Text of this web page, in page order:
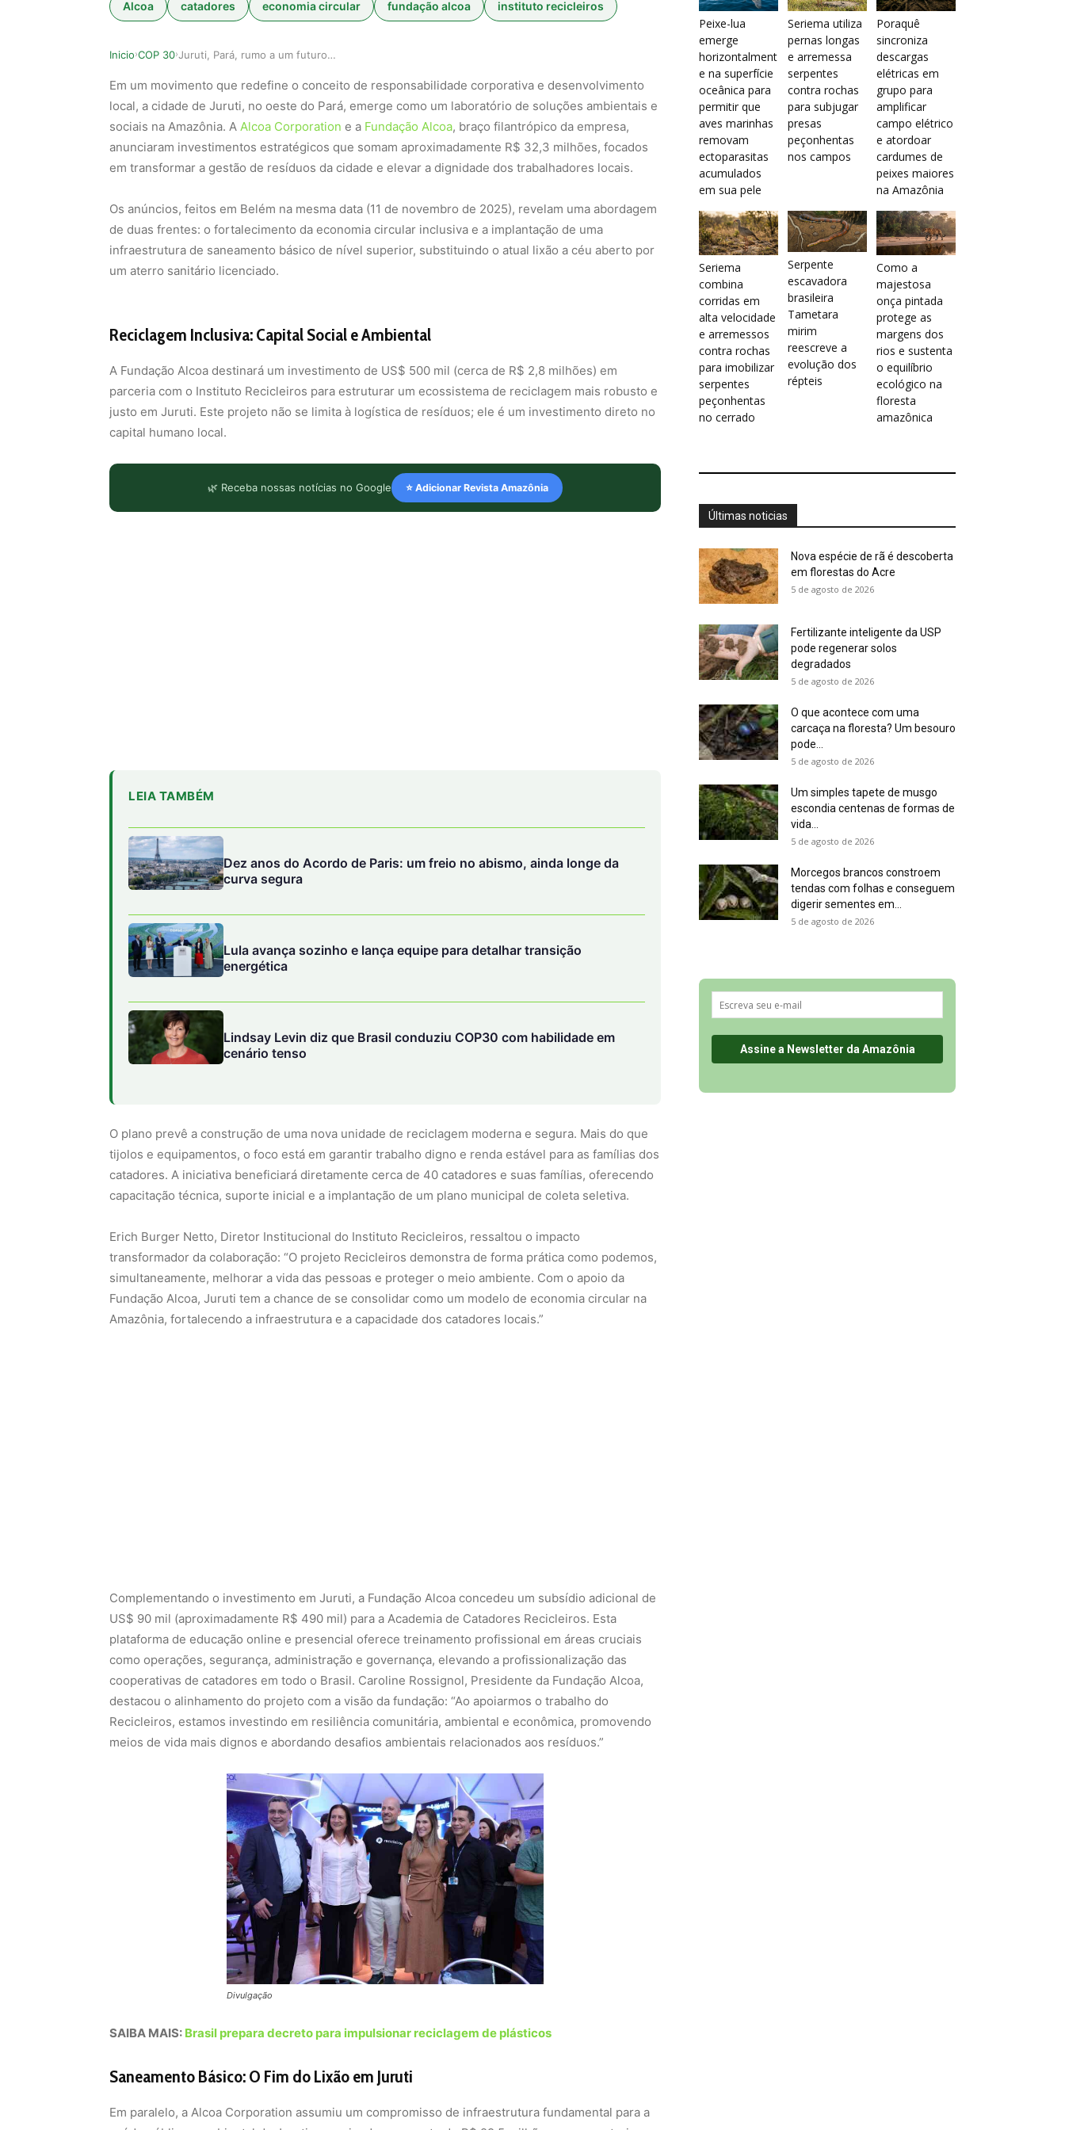
Alcoa catadores economia circular fundação alcoa instituto recicleiros
Inicio›COP 30› Juruti, Pará, rumo a um futuro sustentável: Alc…
Em um movimento que redefine o conceito de responsabilidade corporativa e desenvolvimento
local, a cidade de Juruti, no oeste do Pará, emerge como um laboratório de soluções ambientais e
sociais na Amazônia. A Alcoa Corporation e a Fundação Alcoa, braço filantrópico da empresa,
anunciaram investimentos estratégicos que somam aproximadamente R$ 32,3 milhões, focados
em transformar a gestão de resíduos da cidade e elevar a dignidade dos trabalhadores locais.
Os anúncios, feitos em Belém na mesma data (11 de novembro de 2025), revelam uma abordagem
de duas frentes: o fortalecimento da economia circular inclusiva e a implantação de uma
infraestrutura de saneamento básico de nível superior, substituindo o atual lixão a céu aberto por
um aterro sanitário licenciado.
Reciclagem Inclusiva: Capital Social e Ambiental
A Fundação Alcoa destinará um investimento de US$ 500 mil (cerca de R$ 2,8 milhões) em
parceria com o Instituto Recicleiros para estruturar um ecossistema de reciclagem mais robusto e
justo em Juruti. Este projeto não se limita à logística de resíduos; ele é um investimento direto no
capital humano local.
🌿 Receba nossas notícias no Google ⭐ Adicionar Revista Amazônia
LEIA TAMBÉM
Dez anos do Acordo de Paris: um freio no abismo, ainda longe da
curva segura
Lula avança sozinho e lança equipe para detalhar transição
energética
Lindsay Levin diz que Brasil conduziu COP30 com habilidade em
cenário tenso
O plano prevê a construção de uma nova unidade de reciclagem moderna e segura. Mais do que
tijolos e equipamentos, o foco está em garantir trabalho digno e renda estável para as famílias dos
catadores. A iniciativa beneficiará diretamente cerca de 40 catadores e suas famílias, oferecendo
capacitação técnica, suporte inicial e a implantação de um plano municipal de coleta seletiva.
Erich Burger Netto, Diretor Institucional do Instituto Recicleiros, ressaltou o impacto
transformador da colaboração: “O projeto Recicleiros demonstra de forma prática como podemos,
simultaneamente, melhorar a vida das pessoas e proteger o meio ambiente. Com o apoio da
Fundação Alcoa, Juruti tem a chance de se consolidar como um modelo de economia circular na
Amazônia, fortalecendo a infraestrutura e a capacidade dos catadores locais.”
Complementando o investimento em Juruti, a Fundação Alcoa concedeu um subsídio adicional de
US$ 90 mil (aproximadamente R$ 490 mil) para a Academia de Catadores Recicleiros. Esta
plataforma de educação online e presencial oferece treinamento profissional em áreas cruciais
como operações, segurança, administração e governança, elevando a profissionalização das
cooperativas de catadores em todo o Brasil. Caroline Rossignol, Presidente da Fundação Alcoa,
destacou o alinhamento do projeto com a visão da fundação: “Ao apoiarmos o trabalho do
Recicleiros, estamos investindo em resiliência comunitária, ambiental e econômica, promovendo
meios de vida mais dignos e abordando desafios ambientais relacionados aos resíduos.”
Divulgação
SAIBA MAIS: Brasil prepara decreto para impulsionar reciclagem de plásticos
Saneamento Básico: O Fim do Lixão em Juruti
Em paralelo, a Alcoa Corporation assumiu um compromisso de infraestrutura fundamental para a
Peixe-lua
emerge
horizontalment
e na superfície
oceânica para
permitir que
aves marinhas
removam
ectoparasitas
acumulados
em sua pele
Seriema utiliza
pernas longas
e arremessa
serpentes
contra rochas
para subjugar
presas
peçonhentas
nos campos
Poraquê
sincroniza
descargas
elétricas em
grupo para
amplificar
campo elétrico
e atordoar
cardumes de
peixes maiores
na Amazônia
Seriema
combina
corridas em
alta velocidade
e arremessos
contra rochas
para imobilizar
serpentes
peçonhentas
no cerrado
Serpente
escavadora
brasileira
Tametara
mirim
reescreve a
evolução dos
répteis
Como a
majestosa
onça pintada
protege as
margens dos
rios e sustenta
o equilíbrio
ecológico na
floresta
amazônica
Últimas noticias
Nova espécie de rã é descoberta
em florestas do Acre
5 de agosto de 2026
Fertilizante inteligente da USP
pode regenerar solos
degradados
5 de agosto de 2026
O que acontece com uma
carcaça na floresta? Um besouro
pode...
5 de agosto de 2026
Um simples tapete de musgo
escondia centenas de formas de
vida...
5 de agosto de 2026
Morcegos brancos constroem
tendas com folhas e conseguem
digerir sementes em...
5 de agosto de 2026